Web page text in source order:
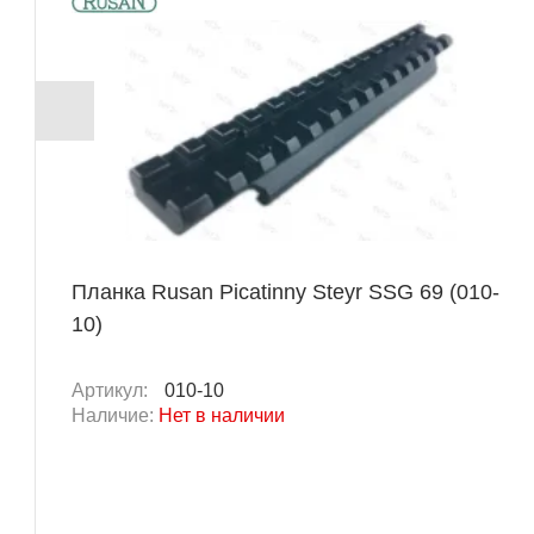
Планка Rusan Picatinny Steyr SSG 69 (010-
10)
Артикул:
010-10
Наличие: Нет в наличии